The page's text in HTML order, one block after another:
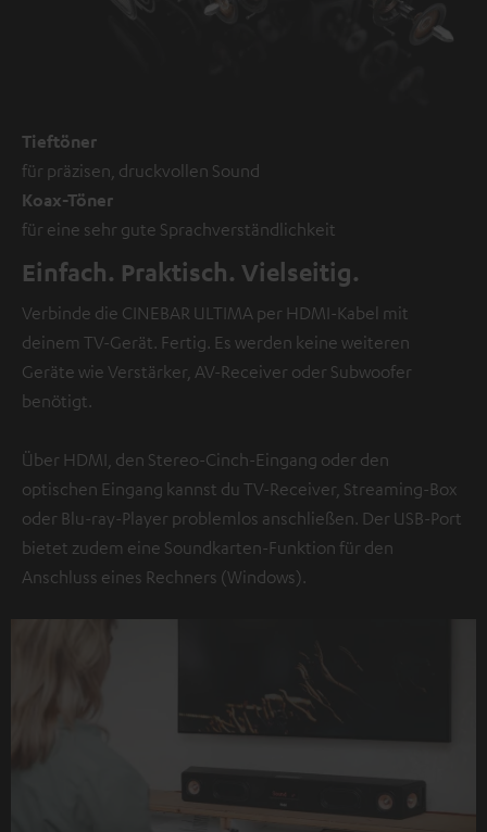
Tieftöner
für präzisen, druckvollen Sound
Koax-Töner
für eine sehr gute Sprachverständlichkeit
Einfach. Praktisch. Vielseitig.
Verbinde die CINEBAR ULTIMA per HDMI-Kabel mit
deinem TV-Gerät. Fertig. Es werden keine weiteren
Geräte wie Verstärker, AV-Receiver oder Subwoofer
benötigt.
Über HDMI, den Stereo-Cinch-Eingang oder den
optischen Eingang kannst du TV-Receiver, Streaming-Box
oder Blu-ray-Player problemlos anschließen. Der USB-Port
bietet zudem eine Soundkarten-Funktion für den
Anschluss eines Rechners (Windows).